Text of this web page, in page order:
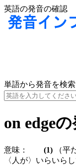
英語の発音の確認
単語から発音を検索
on edge
意味： (1) （平
〈人が〉いらいら